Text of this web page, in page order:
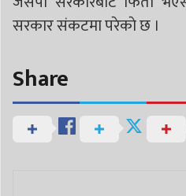
सरकार संकटमा परेकाे छ ।
Share